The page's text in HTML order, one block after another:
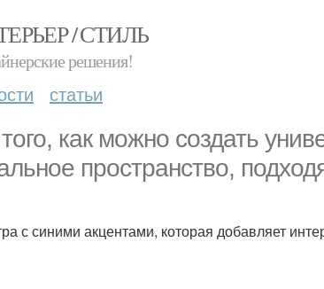
/ СТИЛЬ
решения!
статьи
как можно создать
пространство,
с синими акцентами, которая добавляет